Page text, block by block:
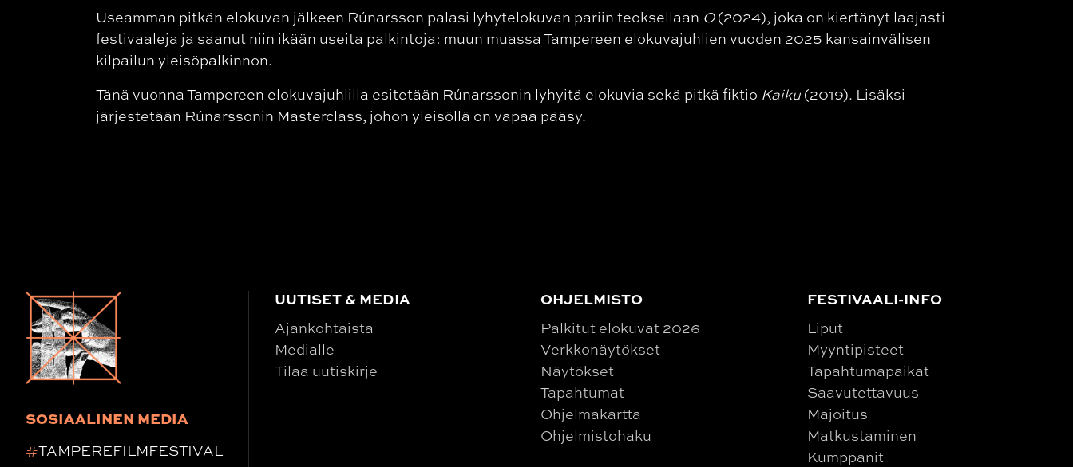
Useamman pitkän elokuvan jälkeen Rúnarsson palasi lyhytelokuvan pariin teoksellaan O (2024), joka on kiertänyt laajasti
festivaaleja ja saanut niin ikään useita palkintoja: muun muassa Tampereen elokuvajuhlien vuoden 2025 kansainvälisen
kilpailun yleisöpalkinnon.
Tänä vuonna Tampereen elokuvajuhlilla esitetään Rúnarssonin lyhyitä elokuvia sekä pitkä fiktio Kaiku (2019). Lisäksi
järjestetään Rúnarssonin Masterclass, johon yleisöllä on vapaa pääsy.
SOSIAALINEN MEDIA
#TAMPEREFILMFESTIVAL
UUTISET & MEDIA
Ajankohtaista
Medialle
Tilaa uutiskirje
OHJELMISTO
Palkitut elokuvat 2026
Verkkonäytökset
Näytökset
Tapahtumat
Ohjelmakartta
Ohjelmistohaku
FESTIVAALI-INFO
Liput
Myyntipisteet
Tapahtumapaikat
Saavutettavuus
Majoitus
Matkustaminen
Kumppanit